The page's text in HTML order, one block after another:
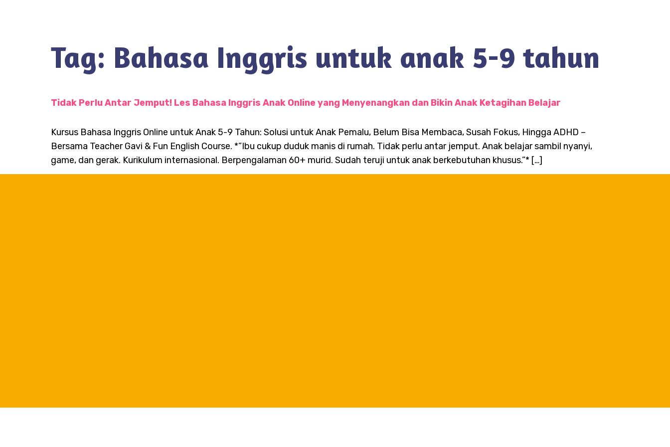
Tag: Bahasa Inggris untuk anak 5-9 tahun
Tidak Perlu Antar Jemput! Les Bahasa Inggris Anak Online yang Menyenangkan dan Bikin Anak Ketagihan Belajar
Kursus Bahasa Inggris Online untuk Anak 5-9 Tahun: Solusi untuk Anak Pemalu, Belum Bisa Membaca, Susah Fokus, Hingga ADHD –
Bersama Teacher Gavi & Fun English Course. *”Ibu cukup duduk manis di rumah. Tidak perlu antar jemput. Anak belajar sambil nyanyi,
game, dan gerak. Kurikulum internasional. Berpengalaman 60+ murid. Sudah teruji untuk anak berkebutuhan khusus.”* […]